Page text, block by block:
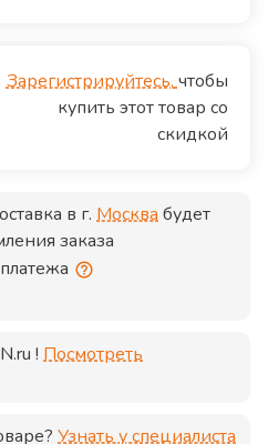
Зарегистрируйтесь,чтобы
купить этот товар со
скидкой
в г. Москвабудет
заказа
! Посмотреть
Узнать у специалиста